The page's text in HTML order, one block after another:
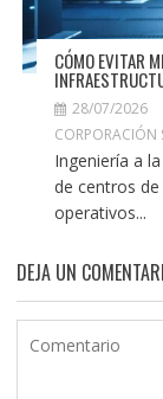
CÓMO EVITAR
28/07/2026
CORPORACIÓN
Ingeniería a
de centros
operativos...
DEJA UN